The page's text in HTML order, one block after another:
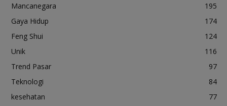
Mancanegara
195
Gaya Hidup
174
Feng Shui
124
Unik
116
Trend Pasar
97
Teknologi
84
kesehatan
77